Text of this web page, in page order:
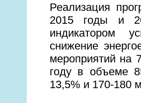
Реализация
2015 годы и
индикатором
снижение
мероприятий на
году в объеме
13,5% и 170-180